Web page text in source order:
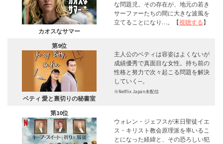
カオスなサマー
な問題児。その存在が、地元の若き
サーファーたちの間に大きな波風を
立てることになり…。【視聴する】
第9位
ベティ 愛と裏切りの秘書室
主人公のベティは容姿はよくないが
成績優秀で真面目な女性。持ち前の
性格と努力で次々起こる問題を解決
していく─。
※Netflix Japan未配信
第10位
ウォレン・ジェフスが末日聖徒イエ
ス・キリスト教会原理派を率いるこ
とになった経緯と、その恐ろしい犯